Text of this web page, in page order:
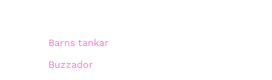
Barns tankar
Buzzador